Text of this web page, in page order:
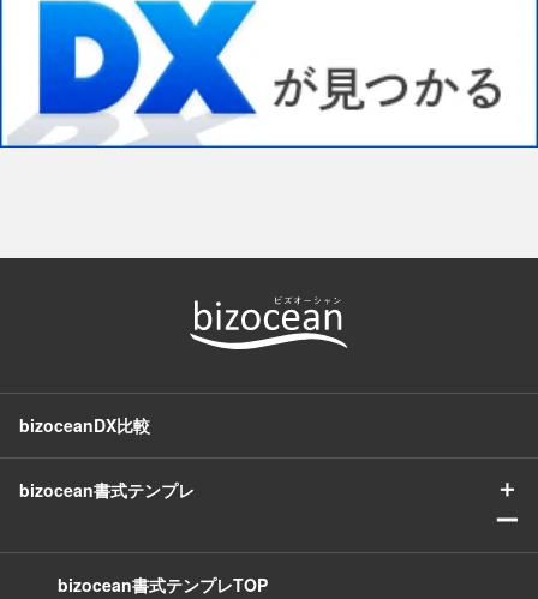
bizoceanDX比較
bizocean書式テンプレ
＋
ー
bizocean書式テンプレTOP